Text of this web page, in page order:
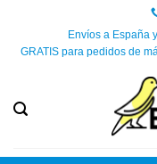
contenido
Envíos a España
GRATIS para pedidos de